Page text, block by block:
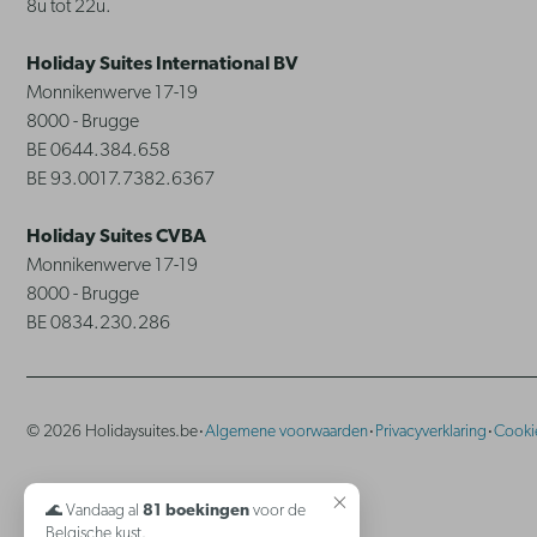
8u tot 22u.
Holiday Suites International BV
Monnikenwerve 17-19
8000 - Brugge
BE 0644.384.658
BE 93.0017.7382.6367
Holiday Suites CVBA
Monnikenwerve 17-19
8000 - Brugge
BE 0834.230.286
© 2026 Holidaysuites.be·Algemene voorwaarden· Privacyverklaring ·
×
🌊 Vandaag al 81 boekingen voor de